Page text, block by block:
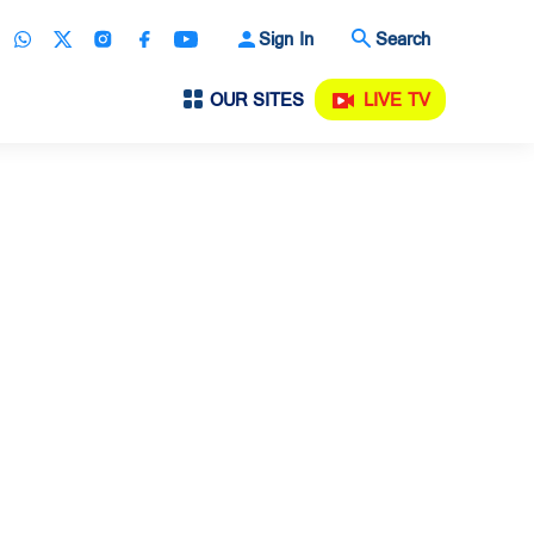
Sign In Search
OUR SITES LIVE TV